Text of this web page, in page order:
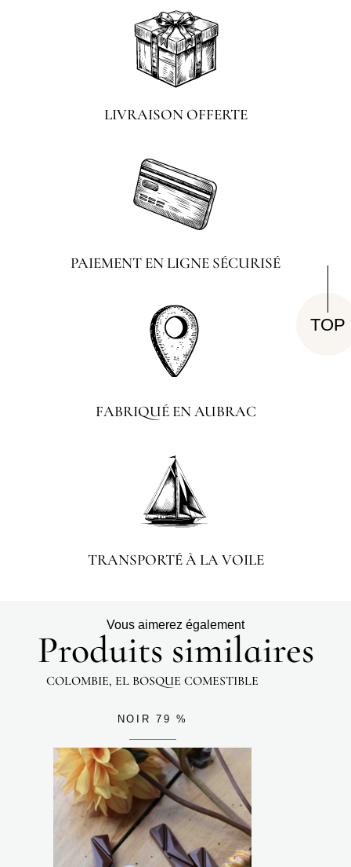
TOP
LIVRAISON OFFERTE
PAIEMENT EN LIGNE SÉCURISÉ
FABRIQUÉ EN AUBRAC
TRANSPORTÉ À LA VOILE
Vous aimerez également
Produits similaires
COLOMBIE, EL BOSQUE COMESTIBLE
NOIR 79 %